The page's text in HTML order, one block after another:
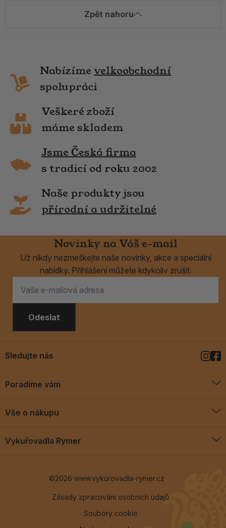
Zpět nahoru
Nabízíme velkoobchodní
spolupráci
Veškeré zboží
máme skladem
Jsme Česká firma
s tradicí od roku 2002
Naše produkty jsou
přírodní a udržitelné
Novinky na Váš e-mail
Už nikdy nezmeškejte naše novinky, akce a speciální
nabídky. Přihlášení můžete kdykoliv zrušit.
Odeslat
Poradíme vám
Blog
Vše o nákupu
Vykuřovadla Rymer
Sledujte nás
©2026 www.vykurovadla-rymer.cz
Zásady zpracování osobních údajů
Soubory cookie